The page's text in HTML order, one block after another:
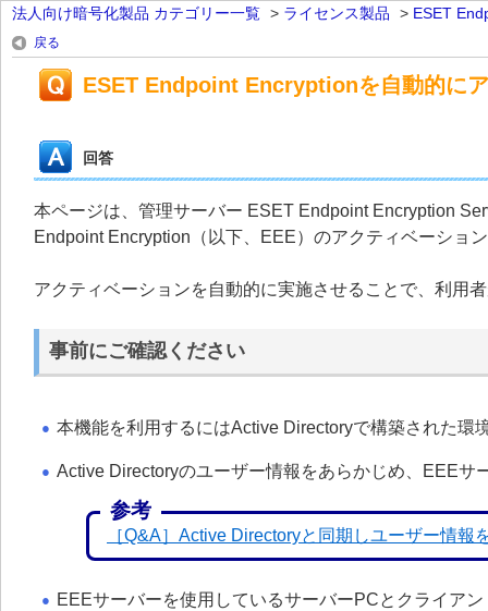
法人向け暗号化製品 カテゴリー一覧 > ライセンス製品 > ESET
戻る
ESET Endpoint Encryptionを自動的に
回答
本ページは、管理サーバー ESET Endpoint Encryption
Endpoint Encryption（以下、EEE）のアクティベーショ
アクティベーションを自動的に実施させることで、利用
事前にご確認ください
● 本機能を利用するにはActive Directoryで構築された環
● Active Directoryのユーザー情報をあらかじめ、EEEサ
参考
［Q&A］Active Directoryと同期しユーザー情報
● EEEサーバーを使用しているサーバーPCとクライア